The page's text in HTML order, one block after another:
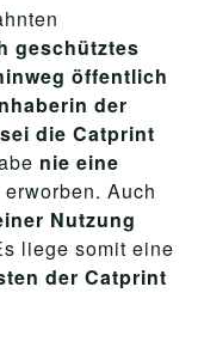
geschütztes
öffentlich
der
die Catprint
nie eine
erworben. Auch
Nutzung
liege somit eine
der Catprint